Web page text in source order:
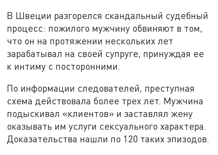
В Швеции разгорелся скандальный судебный
процесс: пожилого мужчину обвиняют в том,
что он на протяжении нескольких лет
зарабатывал на своей супруге, принуждая ее
к интиму с посторонними.
По информации следователей, преступная
схема действовала более трех лет. Мужчина
подыскивал «клиентов» и заставлял жену
оказывать им услуги сексуального характера.
Доказательства нашли по 120 таких эпизодов.